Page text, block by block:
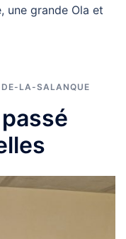
une grande Ola et
LA-SALANQUE